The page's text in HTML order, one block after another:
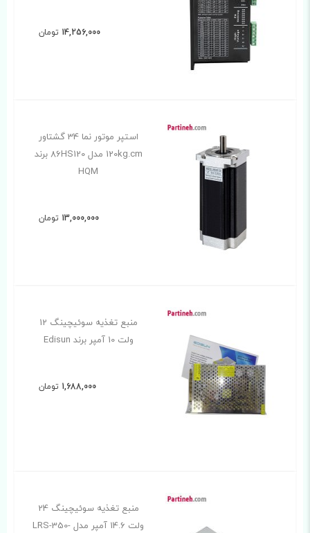
14,256,000 تومان
استپر موتور نما 34 گشتاور
120kg.cm مدل 86HS120 برند
HQM
13,000,000 تومان
منبع تغذیه سوئیچینگ 12
ولت 10 آمپر برند Edisun
1,688,000 تومان
منبع تغذیه سوئیچینگ 24
ولت 14.6 آمپر مدل LRS-350-